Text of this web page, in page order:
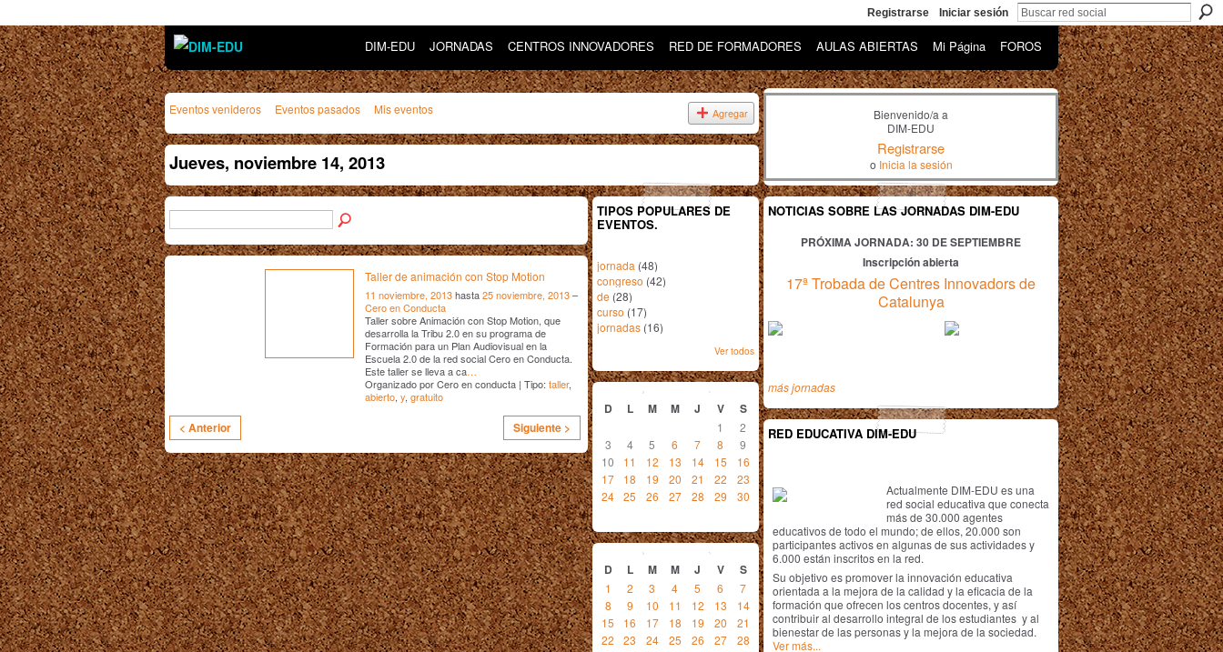
Registrarse Iniciar sesión
DIM-EDU JORNADAS CENTROS INNOVADORES RED DE FORMADORES AULAS ABIERTAS Mi Página FOROS
Eventos venideros Eventos pasados Mis eventos Agregar
Jueves, noviembre 14, 2013
Taller de animación con Stop Motion
11 noviembre, 2013hasta25 noviembre, 2013–
Cero en Conducta
Taller sobre Animación con Stop Motion, que
desarrolla la Tribu 2.0 en su programa de
Formación para un Plan Audiovisual en la
Escuela 2.0 de la red social Cero en Conducta.
Este taller se lleva a ca …
Organizado por Cero en conducta | Tipo: taller,
abierto, y, gratuito
< Anterior Siguiente >
TIPOS POPULARES DE
EVENTOS.
jornada (48)
congreso (42)
de (28)
curso (17)
jornadas (16)
Ver todos
noviembre 2013
D L M M J V S
1
2
3
4 5 6 7 8
9
10
11 12 13 14 15
16
17
18 19 20 21 22
23
24 25 26 27 28 29 30
diciembre 2013
D L M M J V S
1 2 3 4 5 6
7
8
9 10 11 12 13
14
15
16 17 18 19 20
21
22
23 24 25 26 27
28
Bienvenido/a a
DIM-EDU
Registrarse
o Inicia la sesión
NOTICIAS SOBRE LAS JORNADAS DIM-EDU
PRÓXIMA JORNADA: 30 DE SEPTIEMBRE
Inscripción abierta
17ª Trobada de Centres Innovadors de
Catalunya
más jornadas
RED EDUCATIVA DIM-EDU
Actualmente DIM-EDU es una
red social educativa que conecta
más de 30.000 agentes
educativos de todo el mundo; de ellos, 20.000 son
participantes activos en algunas de sus actividades y
6.000 están inscritos en la red.
Su objetivo es promover la innovación educativa
orientada a la mejora de la calidad y la eficacia de la
formación que ofrecen los centros docentes, y así
contribuir al desarrollo integral de los estudiantes y al
bienestar de las personas y la mejora de la sociedad.
Ver más...